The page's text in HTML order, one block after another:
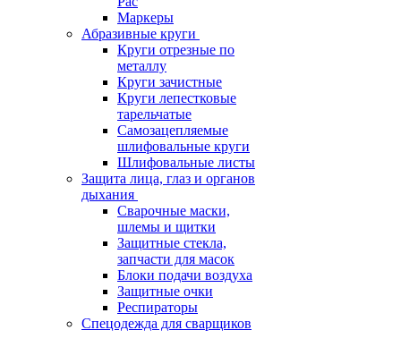
Маркеры
Абразивные круги
Круги отрезные по
металлу
Круги зачистные
Круги лепестковые
тарельчатые
Самозацепляемые
шлифовальные круги
Шлифовальные листы
Защита лица, глаз и органов
дыхания
Сварочные маски,
шлемы и щитки
Защитные стекла,
запчасти для масок
Блоки подачи воздуха
Защитные очки
Респираторы
Спецодежда для сварщиков